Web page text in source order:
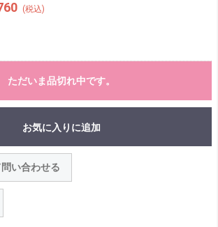
(税込)
ただいま品切れ中です。
お気に入りに追加
い合わせる